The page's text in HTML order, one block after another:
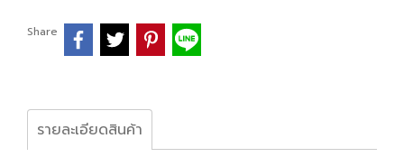
Share
รายละเอียดสินค้า